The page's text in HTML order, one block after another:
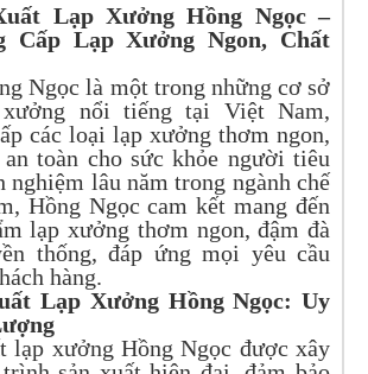
Lạp Xưởng Hồng Ngọc –
Cấp Lạp Xưởng Ngon, Chất
Ngọc là một trong những cơ sở
nổi tiếng tại Việt Nam,
các loại lạp xưởng thơm ngon,
toàn cho sức khỏe người tiêu
lâu năm trong ngành chế
Hồng Ngọc cam kết mang đến
lạp xưởng thơm ngon, đậm đà
thống, đáp ứng mọi yêu cầu
hàng.
Lạp Xưởng Hồng Ngọc: Uy
lạp xưởng Hồng Ngọc được xây